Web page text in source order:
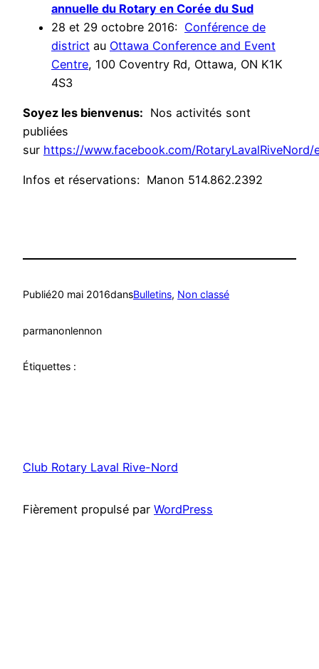
annuelle du Rotary en Corée du Sud
28 et 29 octobre 2016: Conférence de
district au Ottawa Conference and Event
Centre, 100 Coventry Rd, Ottawa, ON K1K
4S3
Soyez les bienvenus: Nos activités sont
publiées
sur https://www.facebook.com/RotaryLavalRiveNord/
Infos et réservations: Manon 514.862.2392
Publié20 mai 2016dansBulletins, Non classé
parmanonlennon
Étiquettes :
Club Rotary Laval Rive-Nord
Fièrement propulsé par WordPress